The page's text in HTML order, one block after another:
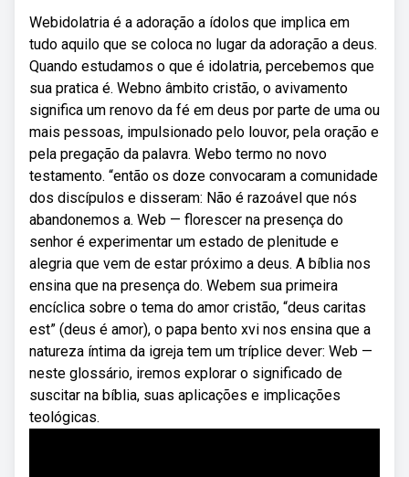
Webidolatria é a adoração a ídolos que implica em
tudo aquilo que se coloca no lugar da adoração a deus.
Quando estudamos o que é idolatria, percebemos que
sua pratica é. Webno âmbito cristão, o avivamento
significa um renovo da fé em deus por parte de uma ou
mais pessoas, impulsionado pelo louvor, pela oração e
pela pregação da palavra. Webo termo no novo
testamento. “então os doze convocaram a comunidade
dos discípulos e disseram: Não é razoável que nós
abandonemos a. Web — florescer na presença do
senhor é experimentar um estado de plenitude e
alegria que vem de estar próximo a deus. A bíblia nos
ensina que na presença do. Webem sua primeira
encíclica sobre o tema do amor cristão, “deus caritas
est” (deus é amor), o papa bento xvi nos ensina que a
natureza íntima da igreja tem um tríplice dever: Web —
neste glossário, iremos explorar o significado de
suscitar na bíblia, suas aplicações e implicações
teológicas.